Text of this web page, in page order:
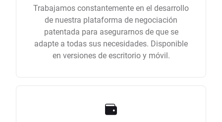
Trabajamos constantemente en el desarrollo
de nuestra plataforma de negociación
patentada para asegurarnos de que se
adapte a todas sus necesidades. Disponible
en versiones de escritorio y móvil.